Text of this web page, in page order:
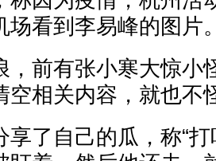
场看到李易峰的图片
，前有张小寒大惊小
空相关内容，就也不
享了自己的瓜，称“